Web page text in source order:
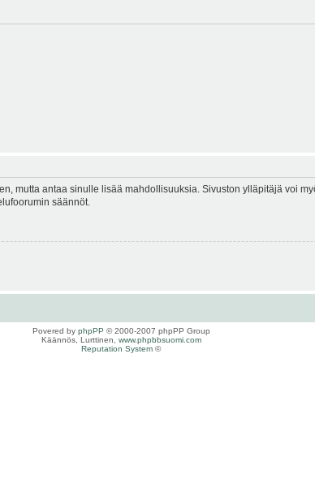
mutta antaa sinulle lisää mahdollisuuksia. Sivuston ylläpitäjä voi
säännöt.
Povered by phpPP © 2000-2007 phpPP Group
Käännös, Lurttinen, www.phpbbsuomi.com
Reputation System ©